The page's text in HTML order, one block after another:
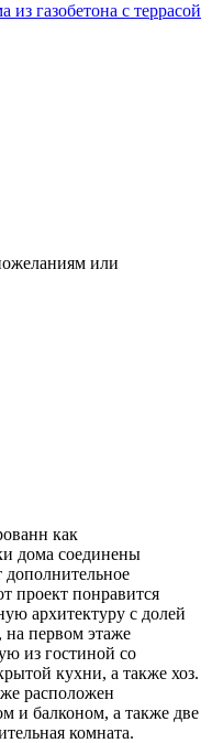
из газобетона с террасой
или
как
дома соединены
проект понравится
архитектуру с долей
первом этаже
из гостиной со
кухни, а также хоз.
расположен
и балконом, а также две
комната.